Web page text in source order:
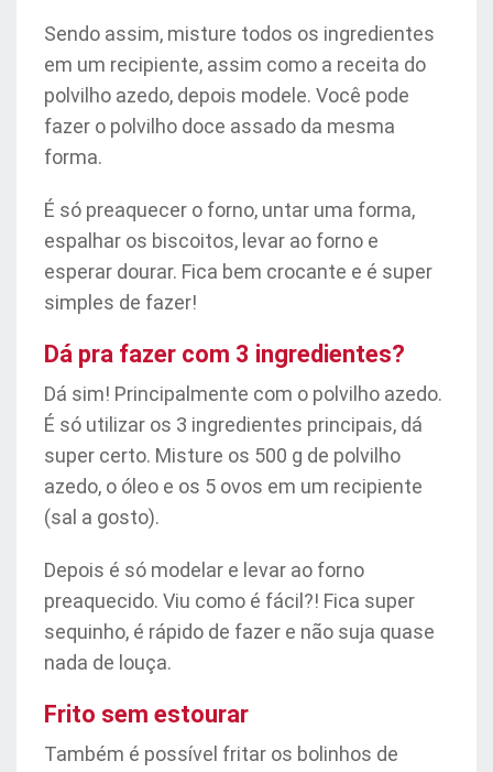
Sendo assim, misture todos os ingredientes
em um recipiente, assim como a receita do
polvilho azedo, depois modele. Você pode
fazer o polvilho doce assado da mesma
forma.
É só preaquecer o forno, untar uma forma,
espalhar os biscoitos, levar ao forno e
esperar dourar. Fica bem crocante e é super
simples de fazer!
Dá pra fazer com 3 ingredientes?
Dá sim! Principalmente com o polvilho azedo.
É só utilizar os 3 ingredientes principais, dá
super certo. Misture os 500 g de polvilho
azedo, o óleo e os 5 ovos em um recipiente
(sal a gosto).
Depois é só modelar e levar ao forno
preaquecido. Viu como é fácil?! Fica super
sequinho, é rápido de fazer e não suja quase
nada de louça.
Frito sem estourar
Também é possível fritar os bolinhos de